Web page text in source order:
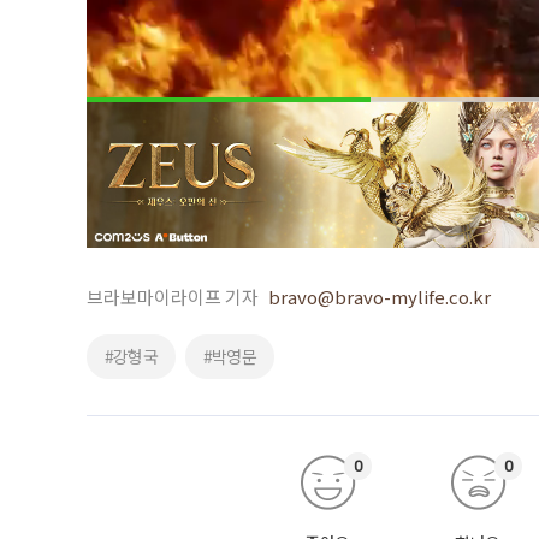
브라보마이라이프 기자 bravo@bravo-mylife.co.kr
#강형국 #박영문
0 0